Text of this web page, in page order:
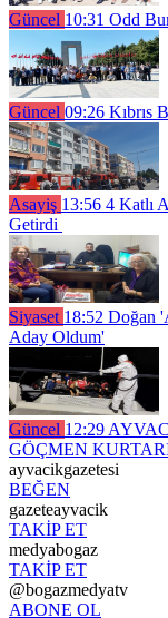
Güncel 10:31 Odd
Güncel 09:26 Kıbrıs
Asayiş 13:56 4 Katlı
Getirdi
Siyaset 18:52 Doğan
Aday Oldum'
Güncel 12:29
GÖÇMEN
ayvacikgazetesi
BEĞEN
gazeteayvacik
TAKİP ET
medyabogaz
TAKİP ET
@bogazmedyatv
ABONE OL